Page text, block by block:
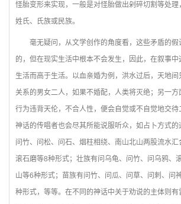
怪胎变形来实现，一般是对怪胎做出剁碎切割等处
姓氏、氏族或民族。
毫无疑问，从文学创作的角度看，这些矛盾的
的，但在现实生活中根本不会发生，因此，在叙事
生活而高于生活。以血亲婚为例，洪水过后，天地
关系的男女二人，如果不婚配，人类将灭绝；另一
行为违背天伦，不合人性，便会自觉或不自觉地交待
神话的传唱者也会尽其所能说服听众，如占卜方式的
问竹、问松、问石、烟柱相绕、南山北山两股流水汇
滚石磨等8种形式；壮族有问乌龟、问竹、问乌鸦、
山等6种形式；苗族有问竹、问瓜、问草、问刺、问
种形式，等等。在不同的神话中关于劝说的主体则